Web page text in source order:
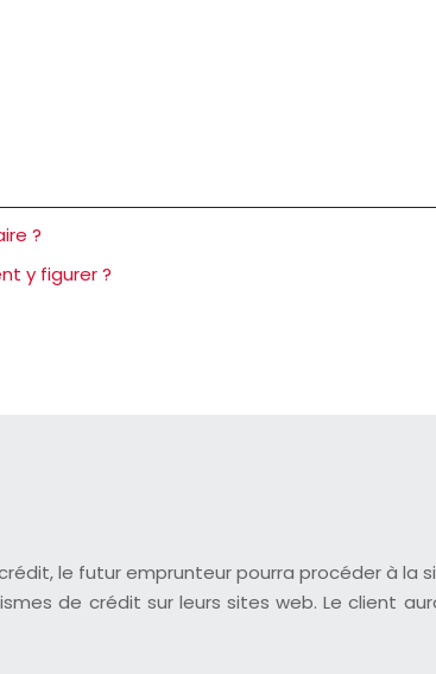
?
y figurer ?
le futur emprunteur pourra procéder à
de crédit sur leurs sites web. Le client